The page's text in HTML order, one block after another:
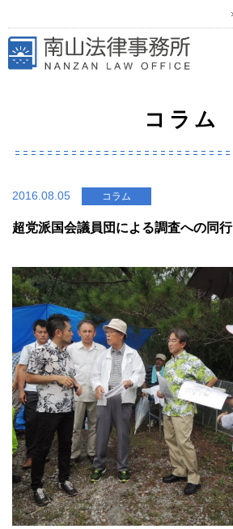
コラム
2016.08.05 コラム
超党派国会議員団による調査への同行